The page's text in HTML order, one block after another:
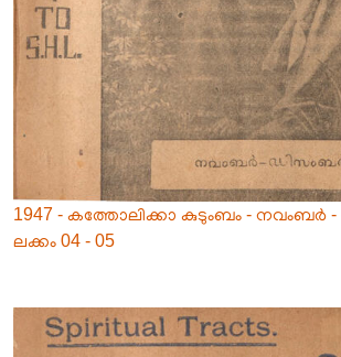
1947 - കത്തോലിക്കാ കുടുംബം - നവംബർ -
ലക്കം 04 - 05